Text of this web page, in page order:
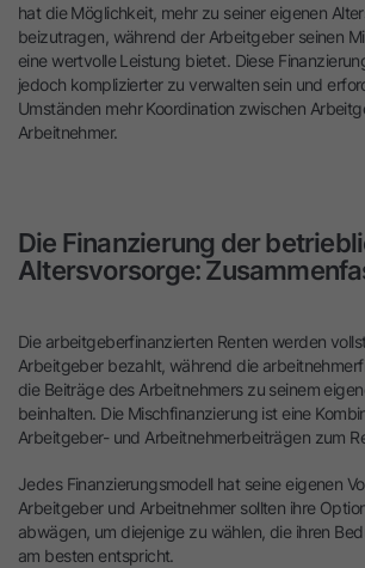
hat die Möglichkeit, mehr zu seiner eigenen
beizutragen, während der Arbeitgeber seinen
eine wertvolle Leistung bietet. Diese
jedoch komplizierter zu verwalten sein und
Umständen mehr Koordination zwischen
Arbeitnehmer.
Die Finanzierung der
Altersvorsorge:
Die arbeitgeberfinanzierten Renten werden
Arbeitgeber bezahlt, während die
die Beiträge des Arbeitnehmers zu seinem
beinhalten. Die Mischfinanzierung ist eine
Arbeitgeber- und Arbeitnehmerbeiträgen zum
Jedes Finanzierungsmodell hat seine eigenen
Arbeitgeber und Arbeitnehmer sollten ihre
abwägen, um diejenige zu wählen, die ihren
am besten entspricht.